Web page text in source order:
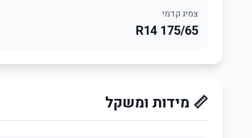
צמיג קדמי
175/65 R14
📏 מידות ומשקל